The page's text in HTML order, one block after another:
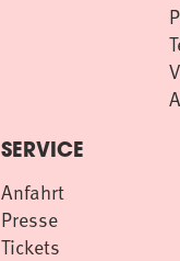
SERVICE
Anfahrt
Presse
Tickets